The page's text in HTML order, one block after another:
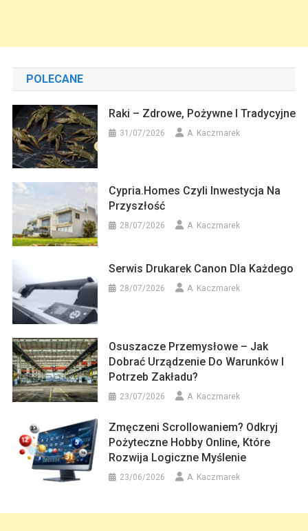
POLECANE
Raki – Zdrowe, Pożywne I Tradycyjne
31/07/2026 A. Kaczmarek
Cypria.homes Czyli Inwestycja Na
Przyszłość
28/07/2026 A. Kaczmarek
Serwis Drukarek Canon Dla Każdego
28/07/2026 A. Kaczmarek
Osuszacze Przemysłowe – Jak
Dobrać Urządzenie Do Warunków I
Potrzeb Zakładu?
23/07/2026 A. Kaczmarek
Zmęczeni Scrollowaniem? Odkryj
Pożyteczne Hobby Online, Które
Rozwija Logiczne Myślenie
23/06/2026 A. Kaczmarek